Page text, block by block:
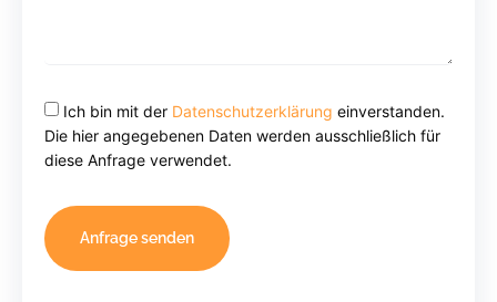
Ich bin mit der Datenschutzerklärung einverstanden.
Die hier angegebenen Daten werden ausschließlich für
diese Anfrage verwendet.
Anfrage senden